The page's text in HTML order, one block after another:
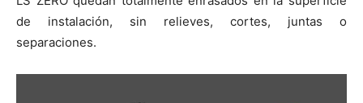
de instalación, sin relieves, cortes, juntas o
separaciones.